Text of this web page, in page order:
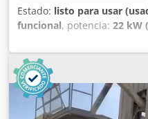
Estado: listo para usar
funcional, potencia: 22 kW
LOOS DF 600kg/h
funcionamiento continuo
15g/litro potencia eléctrica
perlas de EPS 300 m3